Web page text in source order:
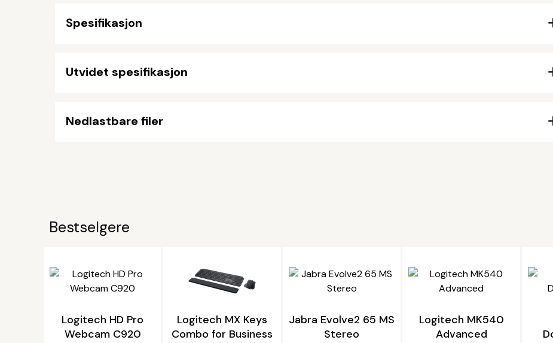
Spesifikasjon
Utvidet spesifikasjon
Nedlastbare filer
Bestselgere
Logitech HD Pro
Webcam C920
Logitech MX Keys
Combo for Business
Jabra Evolve2 65 MS
Stereo
Logitech MK540
Advanced